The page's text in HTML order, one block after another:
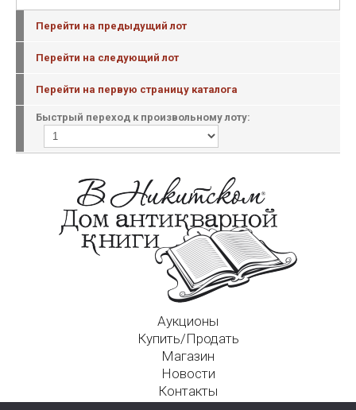
Перейти на предыдущий лот
Перейти на следующий лот
Перейти на первую страницу каталога
Быстрый переход к произвольному лоту:
Аукционы
Купить/Продать
Магазин
Новости
Контакты